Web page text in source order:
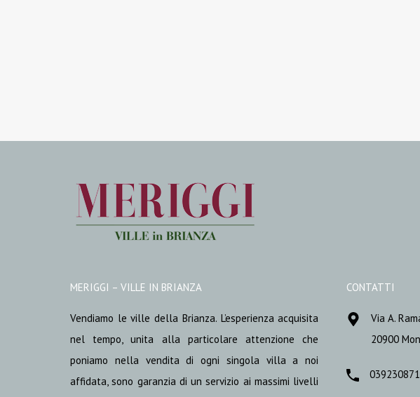
MERIGGI – VILLE IN BRIANZA
Vendiamo le ville della Brianza. L’esperienza acquisita
nel tempo, unita alla particolare attenzione che
poniamo nella vendita di ogni singola villa a noi
affidata, sono garanzia di un servizio ai massimi livelli
CONTATTI
Via A.
20900